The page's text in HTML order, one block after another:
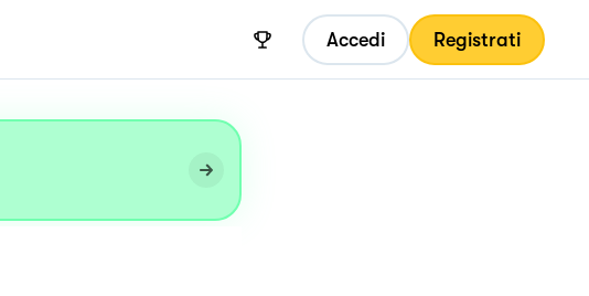
Accedi Registrati